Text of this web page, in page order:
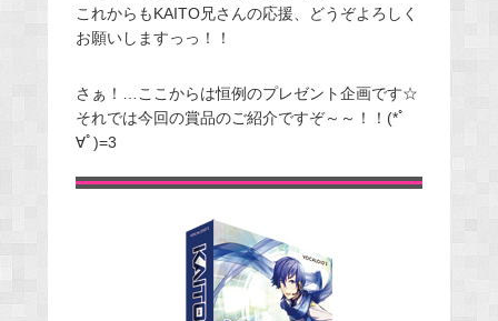
これからもKAITO兄さんの応援、どうぞよろしく
お願いしますっっ！！
さぁ！…ここからは恒例のプレゼント企画です☆
それでは今回の賞品のご紹介ですぞ～～！！(*ﾟ
∀ﾟ)=3